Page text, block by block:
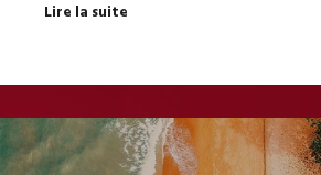
Lire la suite